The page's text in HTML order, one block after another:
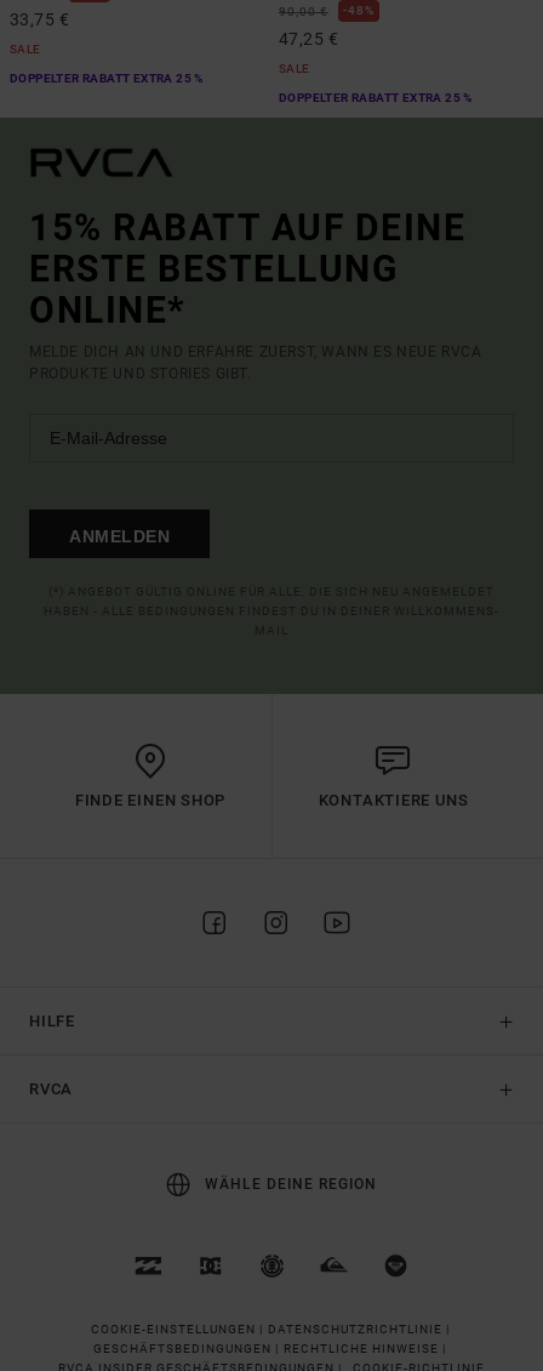
33,75 €
SALE
DOPPELTER RABATT EXTRA 25 %
90,00 € 48%
47,25 €
SALE
DOPPELTER RABATT EXTRA 25 %
15% RABATT AUF DEINE
ERSTE BESTELLUNG
ONLINE*
MELDE DICH AN UND ERFAHRE ZUERST, WANN ES NEUE RVCA
PRODUKTE UND STORIES GIBT.
ANMELDEN
FINDE EINEN SHOP KONTAKTIERE UNS
HILFE
RVCA
WÄHLE DEINE REGION
COOKIE-EINSTELLUNGEN | DATENSCHUTZRICHTLINIE |
GESCHÄFTSBEDINGUNGEN | RECHTLICHE HINWEISE |
RVCA INSIDER GESCHÄFTSBEDINGUNGEN |
COOKIE-RICHTLINIE